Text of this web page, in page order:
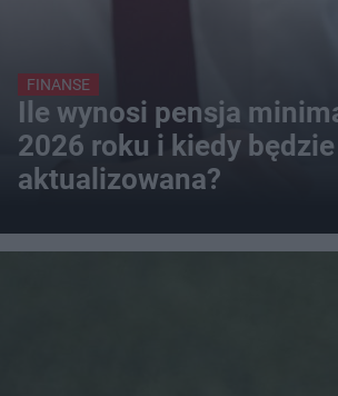
FINANSE
Ile wynosi pensja
2026 roku i kiedy będzie
aktualizowana?